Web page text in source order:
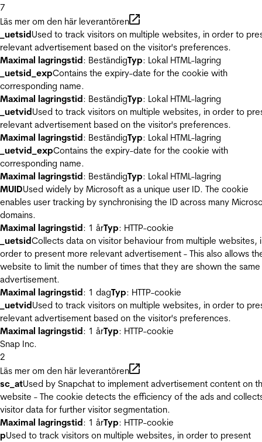
7
Läs mer om den här leverantören
_uetsidUsed to track visitors on multiple websites, in order to
relevant advertisement based on the visitor's preferences.
Maximal lagringstid: BeständigTyp: Lokal HTML-lagring
_uetsid_expContains the expiry-date for the cookie with
corresponding name.
Maximal lagringstid: BeständigTyp: Lokal HTML-lagring
_uetvidUsed to track visitors on multiple websites, in order to
relevant advertisement based on the visitor's preferences.
Maximal lagringstid: BeständigTyp: Lokal HTML-lagring
_uetvid_expContains the expiry-date for the cookie with
corresponding name.
Maximal lagringstid: BeständigTyp: Lokal HTML-lagring
MUIDUsed widely by Microsoft as a unique user ID. The cookie
enables user tracking by synchronising the ID across many
domains.
Maximal lagringstid: 1 årTyp: HTTP-cookie
_uetsidCollects data on visitor behaviour from multiple websites,
order to present more relevant advertisement - This also allows
website to limit the number of times that they are shown the same
advertisement.
Maximal lagringstid: 1 dagTyp: HTTP-cookie
_uetvidUsed to track visitors on multiple websites, in order to
relevant advertisement based on the visitor's preferences.
Maximal lagringstid: 1 årTyp: HTTP-cookie
Snap Inc.
2
Läs mer om den här leverantören
sc_atUsed by Snapchat to implement advertisement content on
website - The cookie detects the efficiency of the ads and
visitor data for further visitor segmentation.
Maximal lagringstid: 1 årTyp: HTTP-cookie
pUsed to track visitors on multiple websites, in order to present